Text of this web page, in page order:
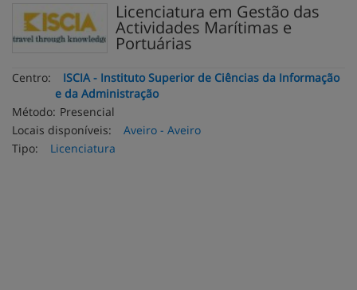
Licenciatura em Gestão das
Actividades Marítimas e
Portuárias
Centro:
ISCIA - Instituto Superior de Ciências da Informação
e da Administração
Método: Presencial
Locais disponíveis:
Aveiro - Aveiro
Tipo:
Licenciatura